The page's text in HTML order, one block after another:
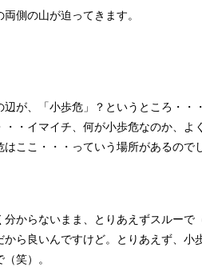
両側の山が迫ってきます。
辺が、「小歩危」？というところ・・
・・イマイチ、何が小歩危なのか、よ
はここ・・・っていう場所があるので
分からないまま、とりあえずスルーで
から良いんですけど。とりあえず、小
（笑）。